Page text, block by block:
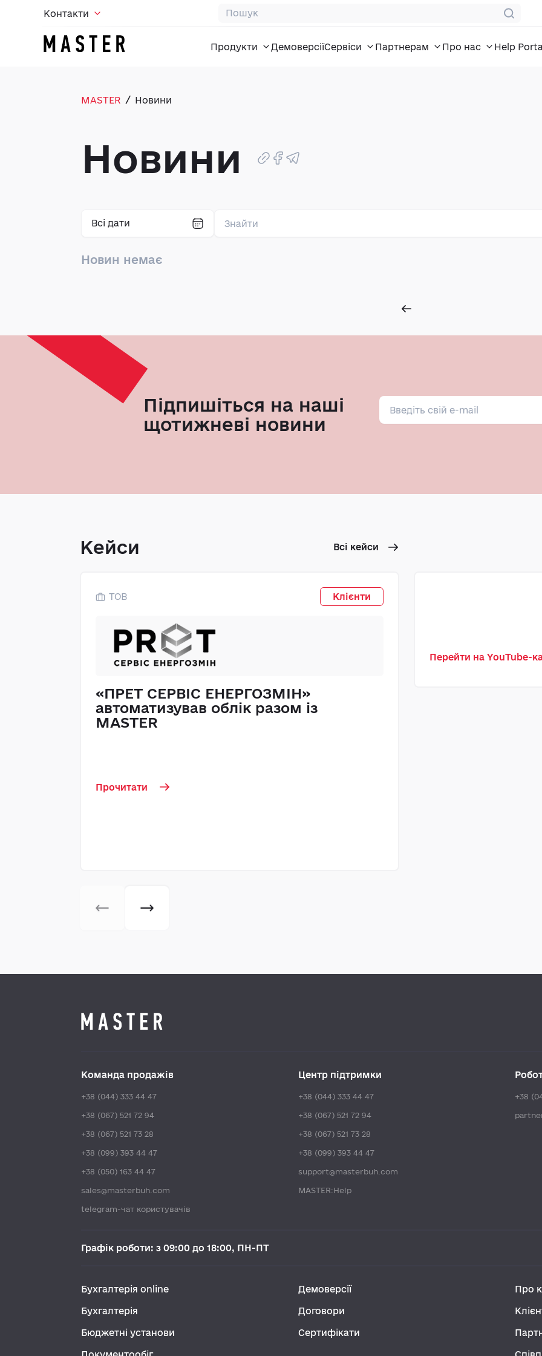
Контакти
Продукти ДемоверсіїСервіси Партнерам Про нас Help Portal
MASTER / Новини
Новини
Всі дати
Новин немає
Підпишіться на наші
щотижневі новини
Кейси Всі кейси
ТОВ Клієнти
«ПРЕТ СЕРВІС ЕНЕРГОЗМІН»
автоматизував облік разом із
MASTER
Прочитати
Перейти на YouTube-
Команда продажів
+38 (044) 333 44 47
+38 (067) 521 72 94
+38 (067) 521 73 28
+38 (099) 393 44 47
+38 (050) 163 44 47
sales@masterbuh.com
telegram-чат користувачів
Центр підтримки
+38 (044) 333 44 47
+38 (067) 521 72 94
+38 (067) 521 73 28
+38 (099) 393 44 47
support@masterbuh.com
MASTER:Help
+38
Графік роботи: з 09:00 до 18:00, ПН-ПТ
Бухгалтерія online
Бухгалтерія
Бюджетні установи
Демоверсії
Договори
Сертифікати
Про